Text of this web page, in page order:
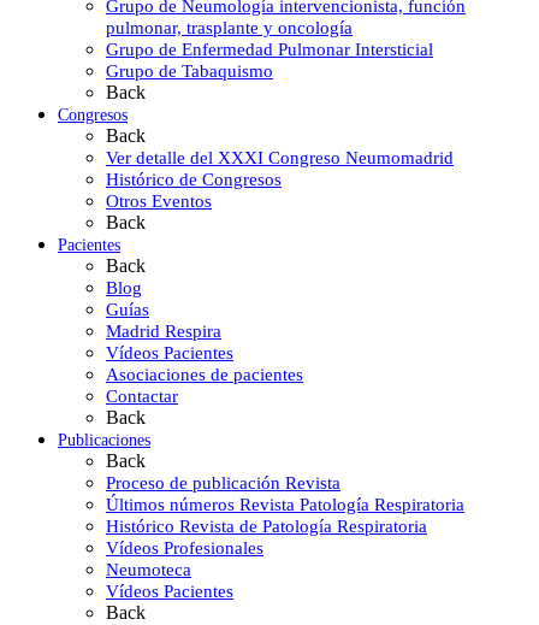
Grupo de Neumología intervencionista, función
pulmonar, trasplante y oncología
Grupo de Enfermedad Pulmonar Intersticial
Grupo de Tabaquismo
Back
Congresos
Back
Ver detalle del XXXI Congreso Neumomadrid
Histórico de Congresos
Otros Eventos
Back
Pacientes
Back
Blog
Guías
Madrid Respira
Vídeos Pacientes
Asociaciones de pacientes
Contactar
Back
Publicaciones
Back
Proceso de publicación Revista
Últimos números Revista Patología Respiratoria
Histórico Revista de Patología Respiratoria
Vídeos Profesionales
Neumoteca
Vídeos Pacientes
Back